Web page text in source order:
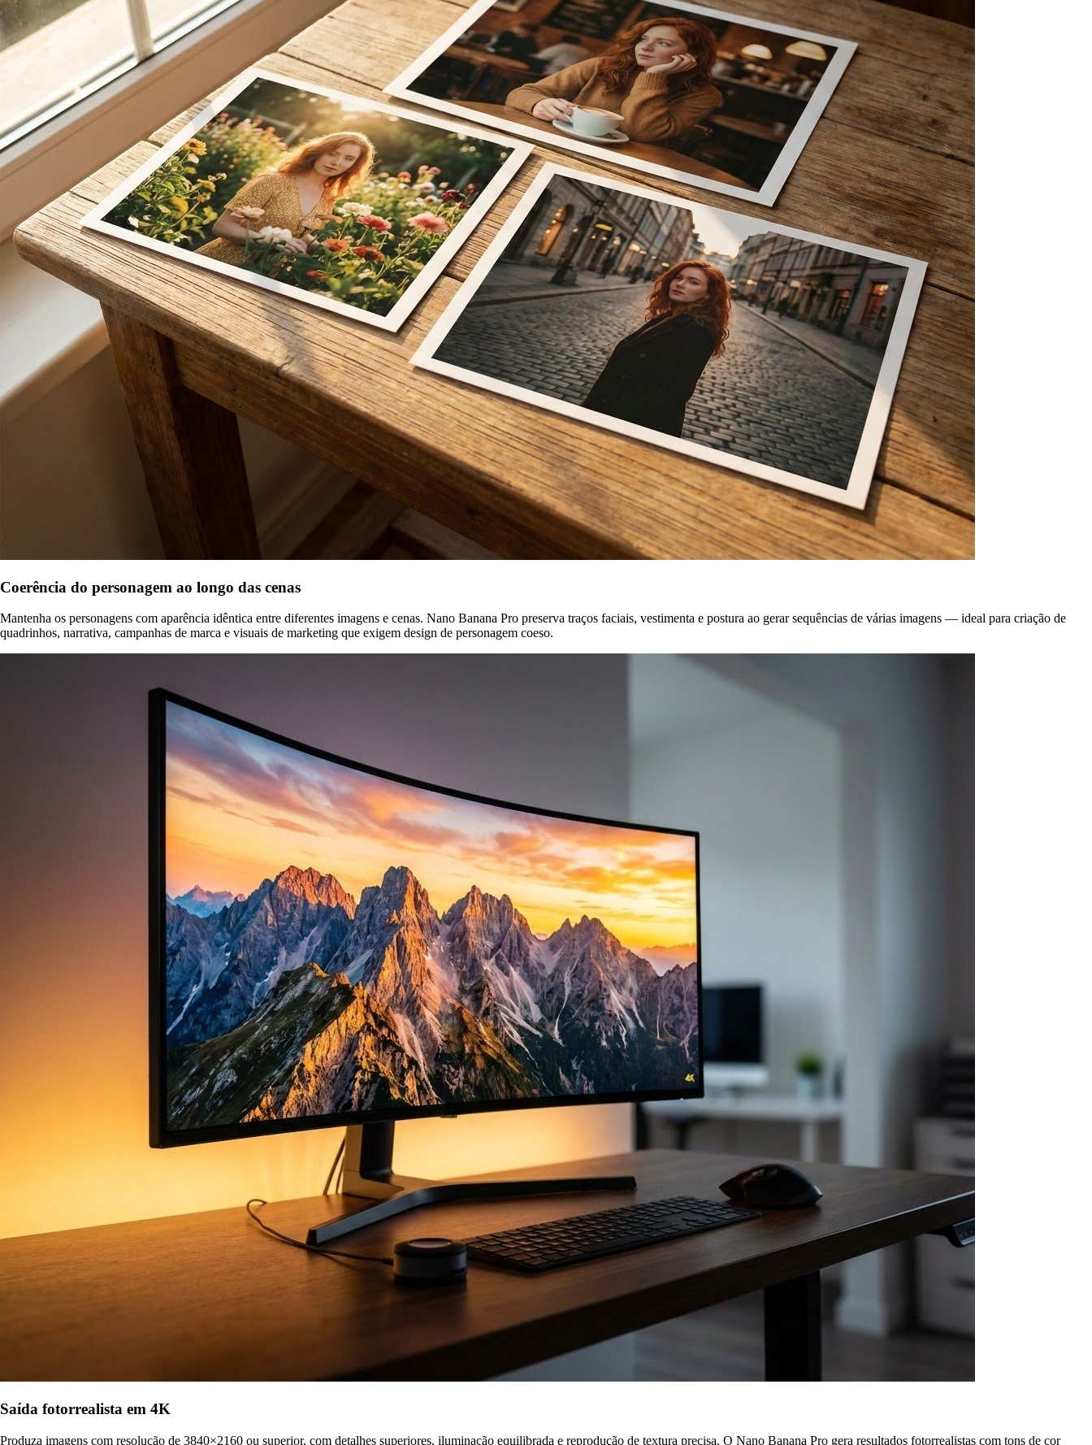
Coerência do personagem ao longo das cenas
Mantenha os personagens com aparência idêntica entre diferentes imagens e cenas. Nano Banana Pro preserva traços faciais, vestimenta e postura ao gerar sequências de várias imagens — ideal para criação de
quadrinhos, narrativa, campanhas de marca e visuais de marketing que exigem design de personagem coeso.
Saída fotorrealista em 4K
Produza imagens com resolução de 3840×2160 ou superior, com detalhes superiores, iluminação equilibrada e reprodução de textura precisa. O Nano Banana Pro gera resultados fotorrealistas com tons de cor